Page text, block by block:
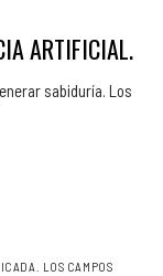
ARTIFICIAL.
sabiduría. Los
LOS CAMPOS